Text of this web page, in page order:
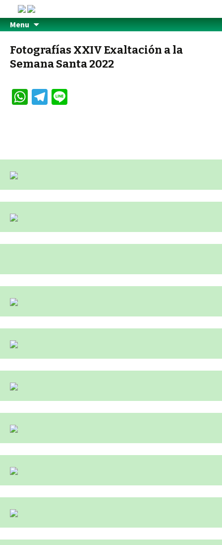
Menu
Fotografías XXIV Exaltación a la
Semana Santa 2022
W
p
Te
m